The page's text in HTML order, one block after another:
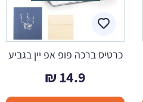
כרטיס ברכה פופ אפ יין בגביע
14.9
₪